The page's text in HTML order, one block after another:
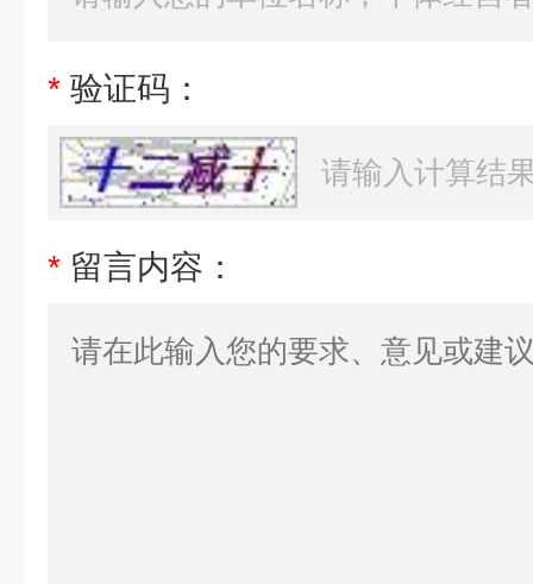
* 验证码：
* 留言内容：